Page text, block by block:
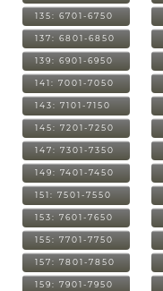
135: 6701-6750
137: 6801-6850
139: 6901-6950
141: 7001-7050
143: 7101-7150
145: 7201-7250
147: 7301-7350
149: 7401-7450
151: 7501-7550
153: 7601-7650
155: 7701-7750
157: 7801-7850
159: 7901-7950